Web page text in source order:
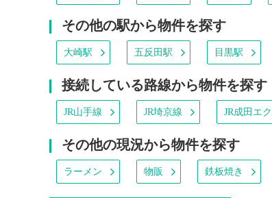
その他の駅から物件を探す
大崎駅 五反田駅 目黒駅
接続している路線から物件を探す
JR山手線 JR埼京線 JR成田エ
その他の現況から物件を探す
ラーメン 物販 鉄板焼き